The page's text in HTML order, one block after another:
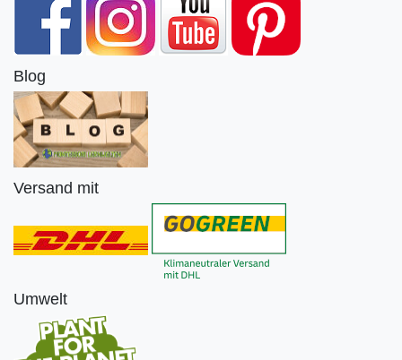
Blog
Versand mit
Umwelt